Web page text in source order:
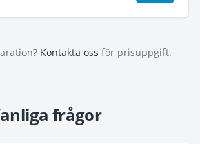
Kontakta oss för prisuppgift.
frågor